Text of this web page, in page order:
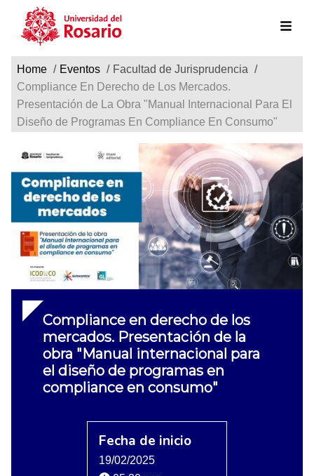
Pasar al contenido principal
Ruta de navegación
Home Eventos
Facultad de Jurisprudencia
Compliance En Derecho de Los Mercados.
Presentación de La Obra "Manual Internacional Para El
Diseño de Programas En Compliance En Consumo"
Compliance en derecho de los
mercados. Presentación de la
obra "Manual internacional para
el diseño de programas en
compliance en consumo"
Fecha de inicio
19/02/2025